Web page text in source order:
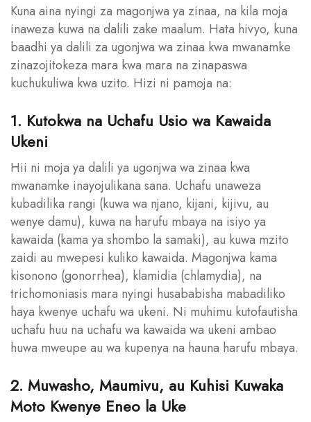
Kuna aina nyingi za magonjwa ya zinaa, na kila moja
inaweza kuwa na dalili zake maalum. Hata hivyo, kuna
baadhi ya dalili za ugonjwa wa zinaa kwa mwanamke
zinazojitokeza mara kwa mara na zinapaswa
kuchukuliwa kwa uzito. Hizi ni pamoja na:
1. Kutokwa na Uchafu Usio wa Kawaida
Ukeni
Hii ni moja ya dalili ya ugonjwa wa zinaa kwa
mwanamke inayojulikana sana. Uchafu unaweza
kubadilika rangi (kuwa wa njano, kijani, kijivu, au
wenye damu), kuwa na harufu mbaya na isiyo ya
kawaida (kama ya shombo la samaki), au kuwa mzito
zaidi au mwepesi kuliko kawaida. Magonjwa kama
kisonono (gonorrhea), klamidia (chlamydia), na
trichomoniasis mara nyingi husababisha mabadiliko
haya kwenye uchafu wa ukeni. Ni muhimu kutofautisha
uchafu huu na uchafu wa kawaida wa ukeni ambao
huwa mweupe au wa kupenya na hauna harufu mbaya.
2. Muwasho, Maumivu, au Kuhisi Kuwaka
Moto Kwenye Eneo la Uke